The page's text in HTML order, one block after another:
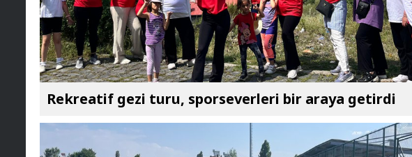
Rekreatif gezi turu, sporseverleri bir araya getirdi